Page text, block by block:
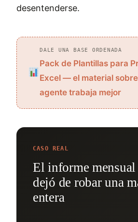
desentenderse.
DALE UNA BASE ORDENADA
Pack de Plantillas para
Excel — el material
agente trabaja mejor
CASO REAL
El informe mensual
dejó de robar una
entera